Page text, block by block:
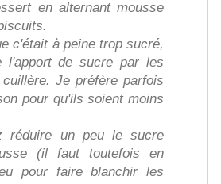
en alternant mousse
c'était à peine trop sucré,
l'apport de sucre par les
Je préfère parfois
pour qu'ils soient moins
réduire un peu le sucre
(il faut toutefois en
pour faire blanchir les